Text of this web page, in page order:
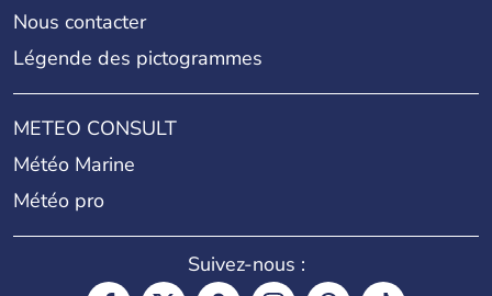
Nous contacter
Légende des pictogrammes
METEO CONSULT
Météo Marine
Météo pro
Suivez-nous :